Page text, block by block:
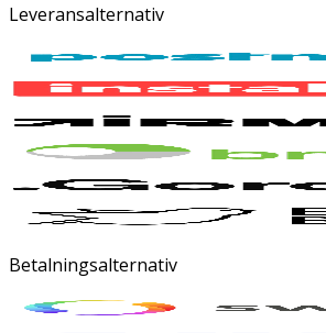
Leveransalternativ
Betalningsalternativ